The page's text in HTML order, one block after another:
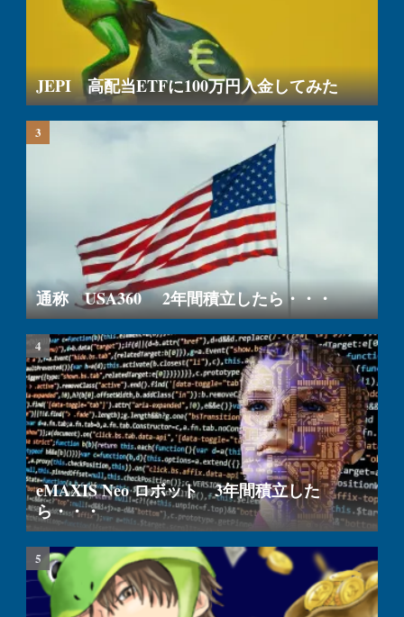
JEPI 高配当ETFに100万円入金してみた
通称 USA360 2年間積立したら・・・
eMAXIS Neo ロボット 3年間積立した
ら・・・